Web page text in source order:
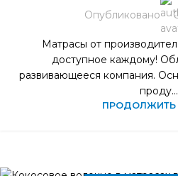
Опубликовано
Матрасы от
доступное каждому!
развивающееся компания.
проду...
ПРОДОЛЖИТЬ